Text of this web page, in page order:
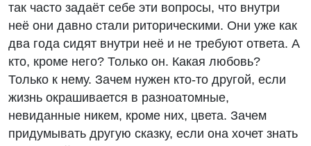
так часто задаёт себе эти вопросы, что внутри
неё они давно стали риторическими. Они уже как
два года сидят внутри неё и не требуют ответа. А
кто, кроме него? Только он. Какая любовь?
Только к нему. Зачем нужен кто-то другой, если
жизнь окрашивается в разноатомные,
невиданные никем, кроме них, цвета. Зачем
придумывать другую сказку, если она хочет знать